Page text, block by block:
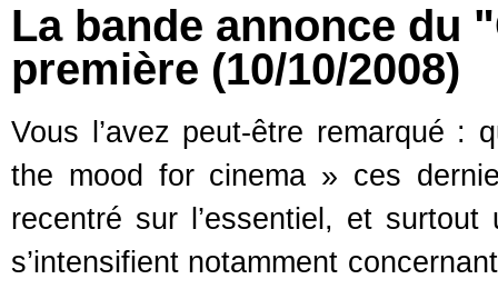
La bande annonce du
première (10/10/2008)
Vous l’avez peut-être remarqué :
the mood for cinema » ces
recentré sur l’essentiel, et
s’intensifient notamment